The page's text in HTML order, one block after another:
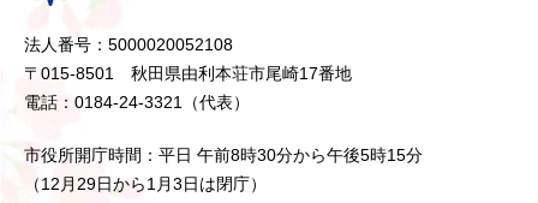
法人番号：5000020052108
〒015-8501 秋田県由利本荘市尾崎17番地
電話：0184-24-3321（代表）
市役所開庁時間：平日 午前8時30分から午後5時15分
（12月29日から1月3日は閉庁）